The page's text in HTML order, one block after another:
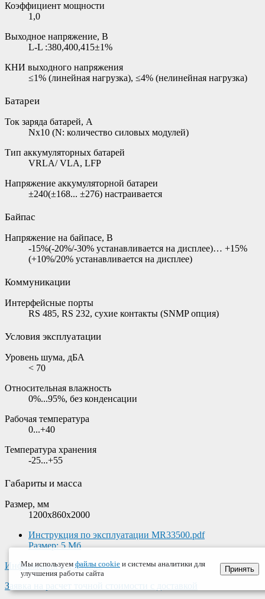
Коэффициент мощности
1,0
Выходное напряжение, В
L-L :380,400,415±1%
КНИ выходного напряжения
≤1% (линейная нагрузка), ≤4% (нелинейная нагрузка)
Батареи
Ток заряда батарей, А
Nх10 (N: количество силовых модулей)
Тип аккумуляторных батарей
VRLA/ VLA, LFP
Напряжение аккумуляторной батареи
±240(±168... ±276) настраивается
Байпас
Напряжение на байпасе, В
-15%(-20%/-30% устанавливается на дисплее)… +15%
(+10%/20% устанавливается на дисплее)
Коммуникации
Интерфейсные порты
RS 485, RS 232, сухие контакты (SNMP опция)
Условия эксплуатации
Уровень шума, дБА
< 70
Относительная влажность
0%...95%, без конденсации
Рабочая температура
0...+40
Температура хранения
-25...+55
Габариты и масса
Размер, мм
1200х860х2000
Инструкция по эксплуатации MR33500.pdf
Размер: 5 Мб
Информация о доставке
Заявка на расчет точной стоимости с доставкой
Мы используем файлы cookie и системы аналитики для
улучшения работы сайта
Принять